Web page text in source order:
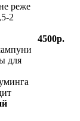
реже
2
для
4500р.